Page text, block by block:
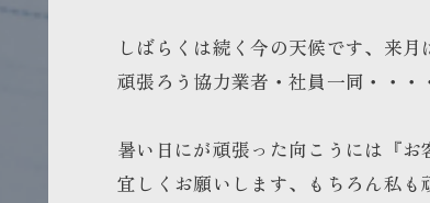
しばらくは続く今の天候です、来月
頑張ろう協力業者・社員一同・・・
暑い日にが頑張った向こうには『お
宜しくお願いします、もちろん私も